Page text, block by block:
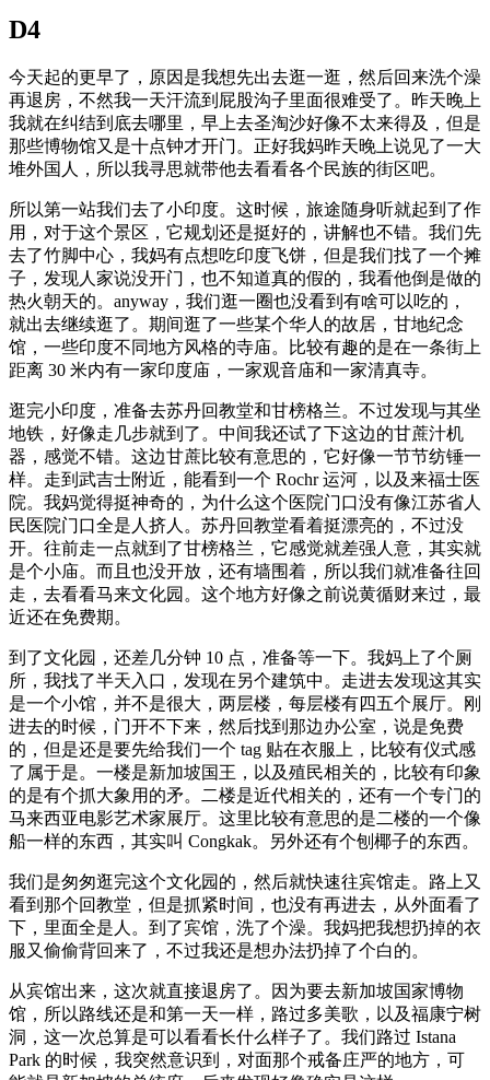
D4
今天起的更早了，原因是我想先出去逛一逛，然后回来洗个澡
再退房，不然我一天汗流到屁股沟子里面很难受了。昨天晚上
我就在纠结到底去哪里，早上去圣淘沙好像不太来得及，但是
那些博物馆又是十点钟才开门。正好我妈昨天晚上说见了一大
堆外国人，所以我寻思就带他去看看各个民族的街区吧。
所以第一站我们去了小印度。这时候，旅途随身听就起到了作
用，对于这个景区，它规划还是挺好的，讲解也不错。我们先
去了竹脚中心，我妈有点想吃印度飞饼，但是我们找了一个摊
子，发现人家说没开门，也不知道真的假的，我看他倒是做的
热火朝天的。anyway，我们逛一圈也没看到有啥可以吃的，
就出去继续逛了。期间逛了一些某个华人的故居，甘地纪念
馆，一些印度不同地方风格的寺庙。比较有趣的是在一条街上
距离 30 米内有一家印度庙，一家观音庙和一家清真寺。
逛完小印度，准备去苏丹回教堂和甘榜格兰。不过发现与其坐
地铁，好像走几步就到了。中间我还试了下这边的甘蔗汁机
器，感觉不错。这边甘蔗比较有意思的，它好像一节节纺锤一
样。走到武吉士附近，能看到一个 Rochr 运河，以及来福士医
院。我妈觉得挺神奇的，为什么这个医院门口没有像江苏省人
民医院门口全是人挤人。苏丹回教堂看着挺漂亮的，不过没
开。往前走一点就到了甘榜格兰，它感觉就差强人意，其实就
是个小庙。而且也没开放，还有墙围着，所以我们就准备往回
走，去看看马来文化园。这个地方好像之前说黄循财来过，最
近还在免费期。
到了文化园，还差几分钟 10 点，准备等一下。我妈上了个厕
所，我找了半天入口，发现在另个建筑中。走进去发现这其实
是一个小馆，并不是很大，两层楼，每层楼有四五个展厅。刚
进去的时候，门开不下来，然后找到那边办公室，说是免费
的，但是还是要先给我们一个 tag 贴在衣服上，比较有仪式感
了属于是。一楼是新加坡国王，以及殖民相关的，比较有印象
的是有个抓大象用的矛。二楼是近代相关的，还有一个专门的
马来西亚电影艺术家展厅。这里比较有意思的是二楼的一个像
船一样的东西，其实叫 Congkak。另外还有个刨椰子的东西。
我们是匆匆逛完这个文化园的，然后就快速往宾馆走。路上又
看到那个回教堂，但是抓紧时间，也没有再进去，从外面看了
下，里面全是人。到了宾馆，洗了个澡。我妈把我想扔掉的衣
服又偷偷背回来了，不过我还是想办法扔掉了个白的。
从宾馆出来，这次就直接退房了。因为要去新加坡国家博物
馆，所以路线还是和第一天一样，路过多美歌，以及福康宁树
洞，这一次总算是可以看看长什么样子了。我们路过 Istana
Park 的时候，我突然意识到，对面那个戒备庄严的地方，可